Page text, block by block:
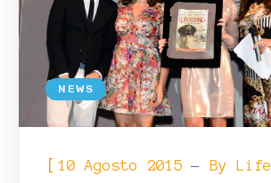
NEWS
[10 Agosto 2015 ByLife